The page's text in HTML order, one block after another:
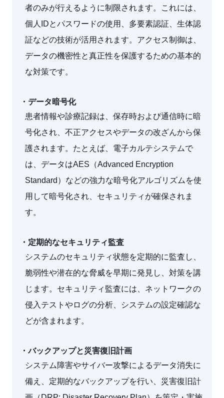
者のみが行えるように制限されます。これには、
個人IDとパスワードの使用、多要素認証、生体認
証などの技術が活用されます。アクセス制御は、
データの機密性と真正性を保護するための基本的
な対策です。
・データ暗号化
患者情報や診療記録は、保存時および通信時に暗
号化され、不正アクセスやデータの改ざんから保
護されます。たとえば、電子カルテシステムで
は、データはAES（Advanced Encryption
Standard）などの強力な暗号化アルゴリズムを使
用して暗号化され、セキュリティが確保されま
す。
・定期的なセキュリティ監査
システムのセキュリティ状態を定期的に監査し、
脆弱性や潜在的な脅威を早期に発見し、対策を講
じます。セキュリティ監査には、ネットワークの
侵入テストやログの分析、システムの設定確認な
どが含まれます。
・バックアップと災害復旧計画
システム障害やサイバー攻撃によるデータ消失に
備え、定期的なバックアップを行い、災害復旧計